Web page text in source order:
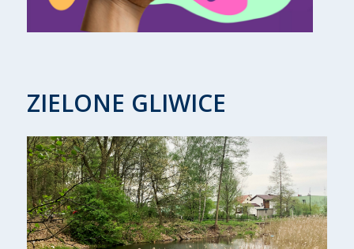
ZIELONE GLIWICE